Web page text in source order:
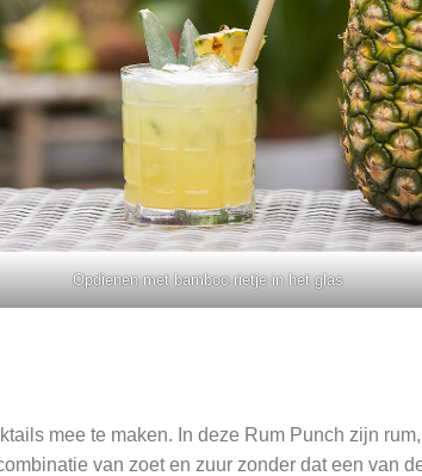
Opdienen met bamboo rietje in het glas
mee te maken. In deze Rum Punch zijn rum,
van zoet en zuur zonder dat een van